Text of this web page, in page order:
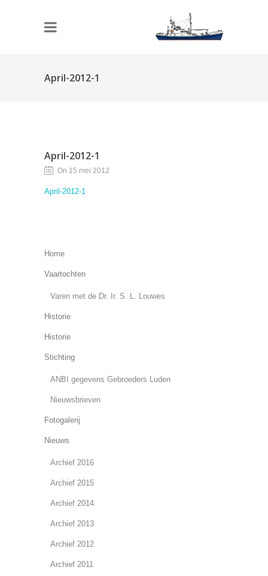
April-2012-1
April-2012-1
On 15 mei 2012
April-2012-1
Home
Vaartochten
Varen met de Dr. Ir. S. L. Louwes
Historie
Historie
Stichting
ANBI gegevens Gebroeders Luden
Nieuwsbrieven
Fotogalerij
Nieuws
Archief 2016
Archief 2015
Archief 2014
Archief 2013
Archief 2012
Archief 2011